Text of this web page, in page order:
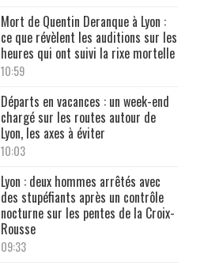
Mort de Quentin Deranque à Lyon :
ce que révèlent les auditions sur les
heures qui ont suivi la rixe mortelle
10:59
Départs en vacances : un week-end
chargé sur les routes autour de
Lyon, les axes à éviter
10:03
Lyon : deux hommes arrêtés avec
des stupéfiants après un contrôle
nocturne sur les pentes de la Croix-
Rousse
09:33